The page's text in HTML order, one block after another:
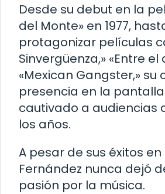
Desde su debut en la
del Monte» en 1977,
protagonizar películas
Sinvergüenza,» «Entre el
«Mexican Gangster,» su
presencia en la
cautivado a audiencias
los años.
A pesar de sus éxitos en
Fernández nunca dejó
pasión por la música.